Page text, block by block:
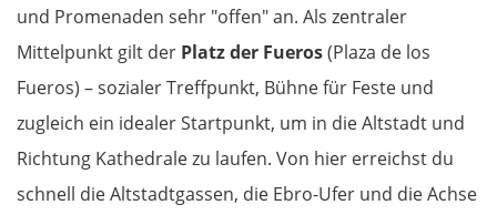
und Promenaden sehr "offen" an. Als zentraler
Mittelpunkt gilt der Platz der Fueros(Plaza de los
Fueros) – sozialer Treffpunkt, Bühne für Feste und
zugleich ein idealer Startpunkt, um in die Altstadt und
Richtung Kathedrale zu laufen. Von hier erreichst du
schnell die Altstadtgassen, die Ebro-Ufer und die Achse